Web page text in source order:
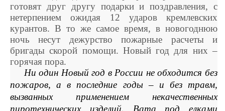
готовят друг другу подарки и поздравления, с
нетерпением ожидая 12 ударов кремлевских
курантов. В то же самое время, в новогоднюю
ночь несут дежурство пожарные расчеты и
бригады скорой помощи. Новый год для них –
горячая пора.
Ни один Новый год в России не обходится без
пожаров, а в последние годы – и без травм,
вызванных применением некачественных
пиротехнических изделий. Вата под елками